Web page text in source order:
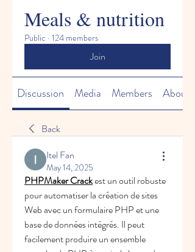
Meals & nutrition
Public · 124 members
Join
Discussion Media Members About
Back
Itel Fan
May 14, 2025
PHPMaker Crackest un outil robuste
pour automatiser la création de sites
Web avec un formulaire PHP et une
base de données intégrés. Il peut
facilement produire un ensemble